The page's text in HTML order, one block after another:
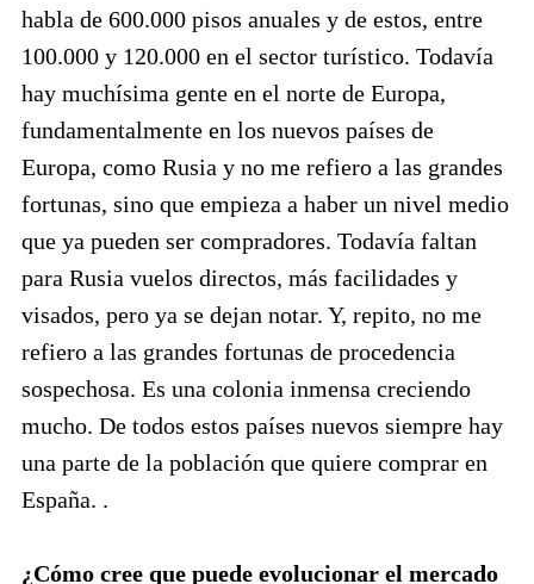
habla de 600.000 pisos anuales y de estos, entre
100.000 y 120.000 en el sector turístico. Todavía
hay muchísima gente en el norte de Europa,
fundamentalmente en los nuevos países de
Europa, como Rusia y no me refiero a las grandes
fortunas, sino que empieza a haber un nivel medio
que ya pueden ser compradores. Todavía faltan
para Rusia vuelos directos, más facilidades y
visados, pero ya se dejan notar. Y, repito, no me
refiero a las grandes fortunas de procedencia
sospechosa. Es una colonia inmensa creciendo
mucho. De todos estos países nuevos siempre hay
una parte de la población que quiere comprar en
España. .
¿Cómo cree que puede evolucionar el mercado